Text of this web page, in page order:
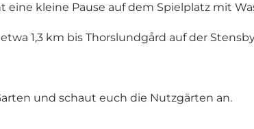
eine kleine Pause auf dem Spielplatz mit
1,3 km bis Thorslundgård auf der
und schaut euch die Nutzgärten an.